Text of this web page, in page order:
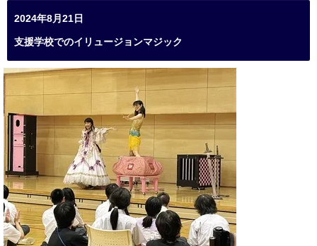
2024年8月21日
支援学校でのイリュージョンマジック